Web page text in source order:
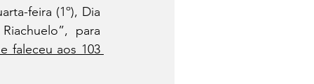
feira (1º), Dia
para
faleceu aos 103